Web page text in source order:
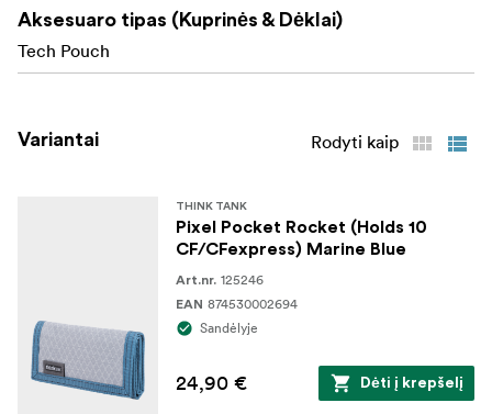
Išorinis ID etiketės langelis
9 SD atminties kortelės
sulankstytas: 12 W x 6,5 H x 2,5 D cm
Išorė:*
NP 320D Double Diamond Ripstop
Aksesuaro tipas (Kuprinės & Dėklai)
Tech Pouch
Variantai Rodyti kaip
THINK TANK
Pixel Pocket Rocket (Holds 10
CF/CFexpress) Marine Blue
Art.nr. 125246
EAN 874530002694
Sandėlyje
24,90 € Dėti į krepšelį